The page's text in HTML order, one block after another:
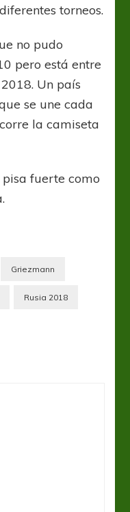
torneos.
no pudo
pero está entre
Un país
se une cada
la camiseta
fuerte como
Griezmann
Rusia 2018